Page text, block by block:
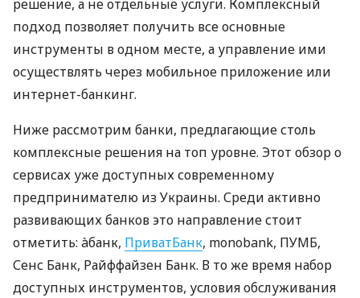
решение, а не отдельные услуги. Комплексный
подход позволяет получить все основные
инструменты в одном месте, а управление ими
осуществлять через мобильное приложение или
интернет-банкинг.
Ниже рассмотрим банки, предлагающие столь
комплексные решения на топ уровне. Этот обзор о
сервисах уже доступных современному
предпринимателю из Украины. Среди активно
развивающих банков это направление стоит
отметить: àбанк, ПриватБанк, monobank, ПУМБ,
Сенс Банк, Райффайзен Банк. В то же время набор
доступных инструментов, условия обслуживания